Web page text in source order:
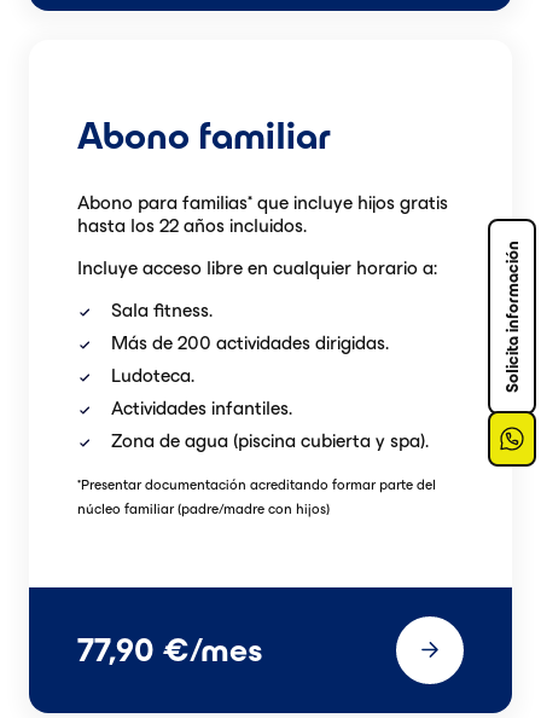
Abono familiar
Abono para familias* que incluye hijos gratis
hasta los 22 años incluidos.
Incluye acceso libre en cualquier horario a:
Sala fitness.
Más de 200 actividades dirigidas.
Ludoteca.
Actividades infantiles.
Zona de agua (piscina cubierta y spa).
*Presentar documentación acreditando formar parte del
núcleo familiar (padre/madre con hijos)
77,90 €/mes
Solicita información